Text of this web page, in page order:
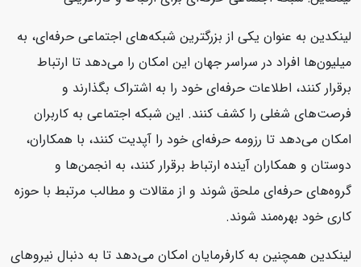
لینکدین به عنوان یکی از بزرگترین شبکه‌های اجتماعی حرفه‌ای، به
میلیون‌ها افراد در سراسر جهان این امکان را می‌دهد تا ارتباط
برقرار کنند، اطلاعات حرفه‌ای خود را به اشتراک بگذارند و
فرصت‌های شغلی را کشف کنند. این شبکه اجتماعی به کاربران
امکان می‌دهد تا رزومه حرفه‌ای خود را آپدیت کنند، با همکاران،
دوستان و همکاران آینده ارتباط برقرار کنند، به انجمن‌ها و
گروه‌های حرفه‌ای ملحق شوند و از مقالات و مطالب مرتبط با حوزه
کاری خود بهره‌مند شوند.
لینکدین همچنین به کارفرمایان امکان می‌دهد تا به دنبال نیروهای